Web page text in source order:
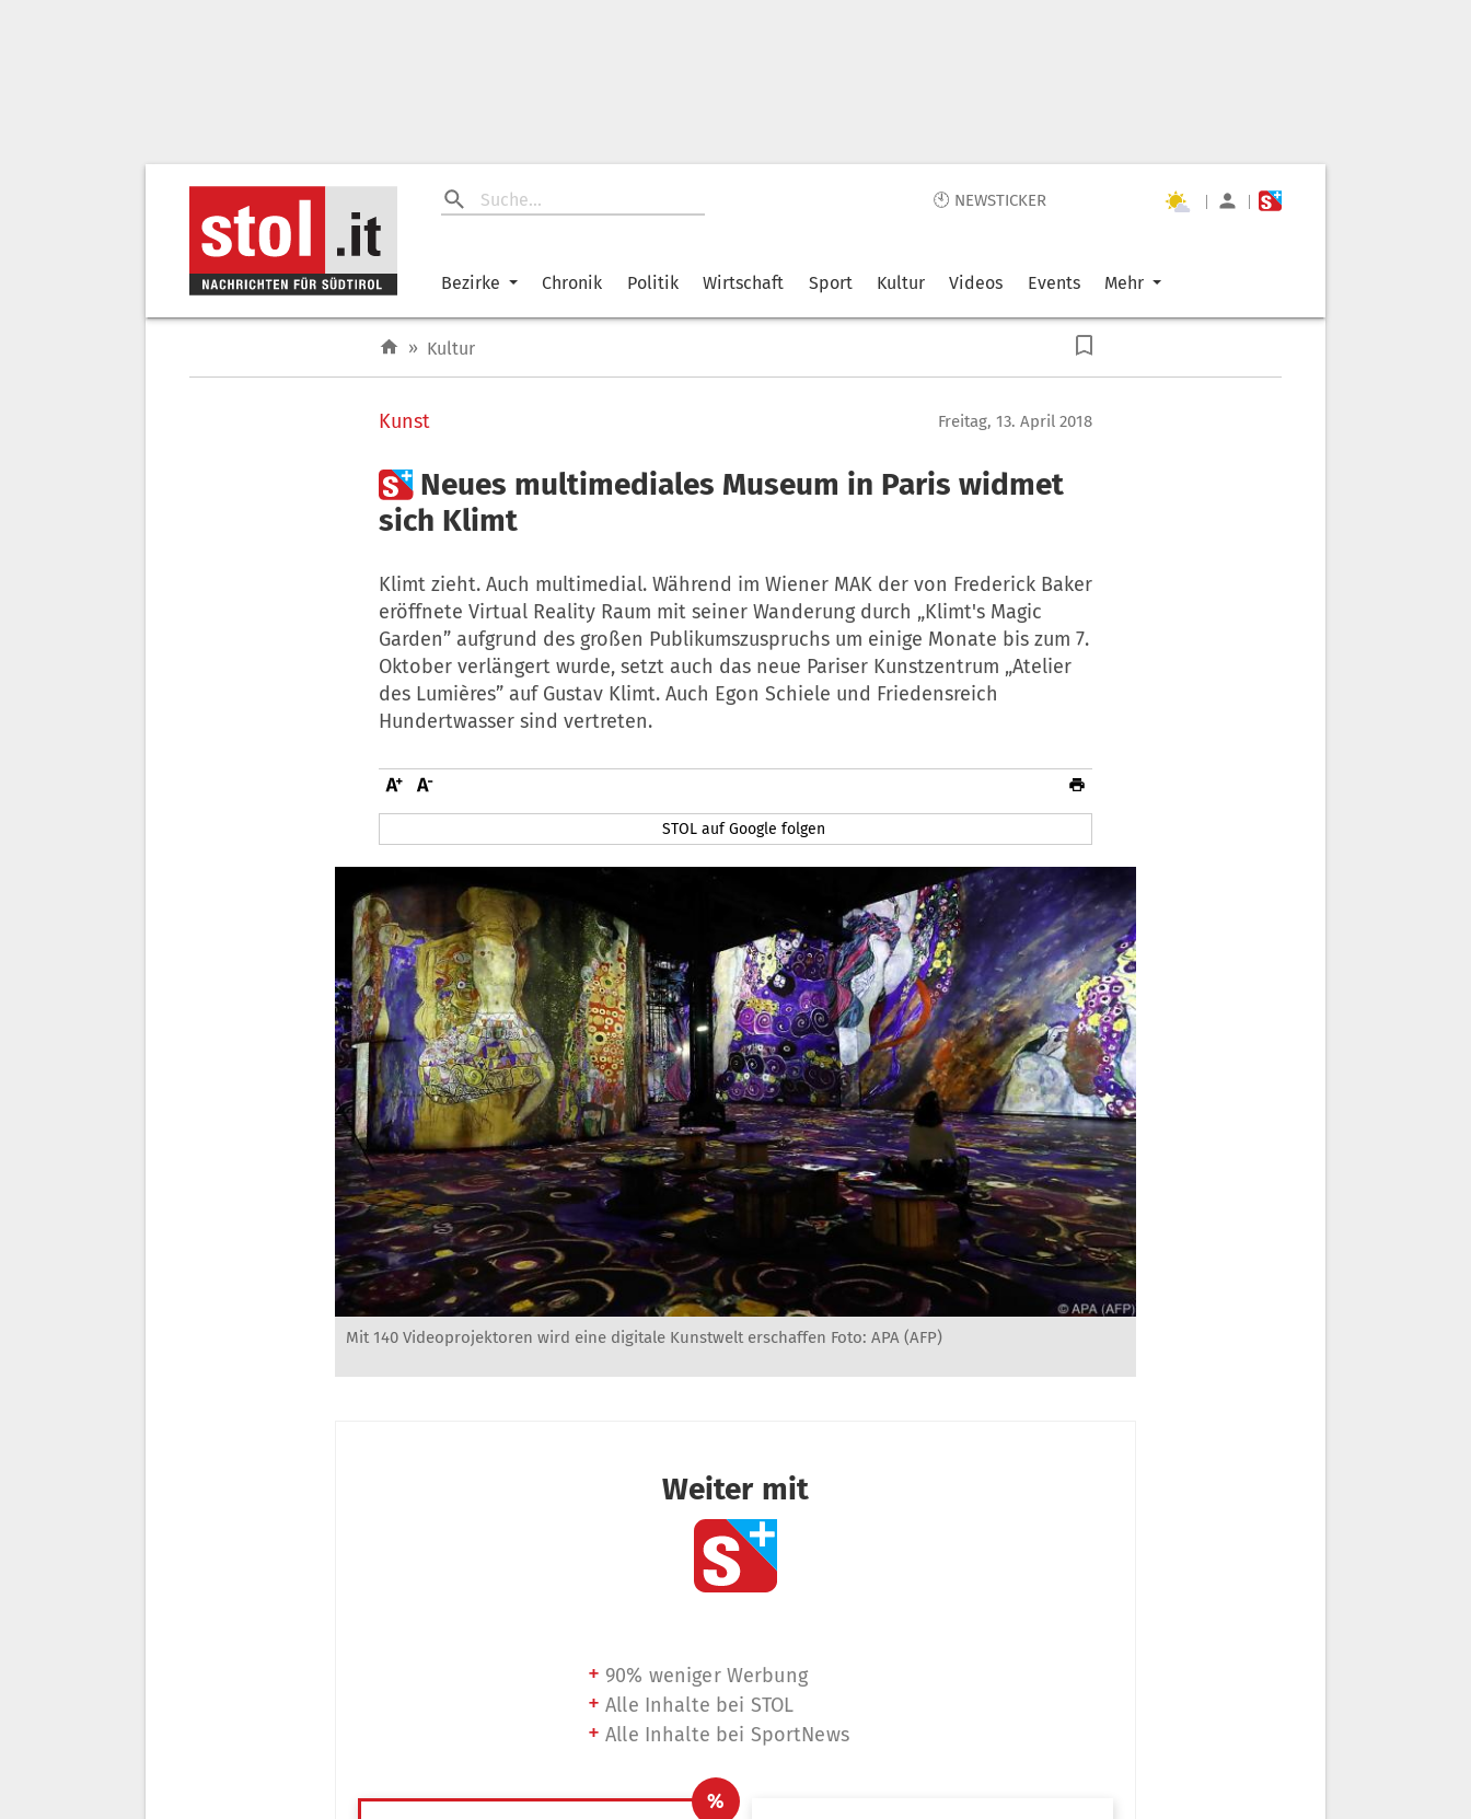
🕙 NEWSTICKER | |
Bezirke Chronik Politik Wirtschaft Sport Kultur Videos Events Mehr
» Kultur
Kunst Freitag, 13. April 2018
 Neues multimediales Museum in Paris widmet
sich Klimt
Klimt zieht. Auch multimedial. Während im Wiener MAK der von Frederick Baker
eröffnete Virtual Reality Raum mit seiner Wanderung durch „Klimt's Magic
Garden” aufgrund des großen Publikumszuspruchs um einige Monate bis zum 7.
Oktober verlängert wurde, setzt auch das neue Pariser Kunstzentrum „Atelier
des Lumières” auf Gustav Klimt. Auch Egon Schiele und Friedensreich
Hundertwasser sind vertreten.
STOL auf Google folgen
Mit 140 Videoprojektoren wird eine digitale Kunstwelt erschaffen Foto: APA (AFP)